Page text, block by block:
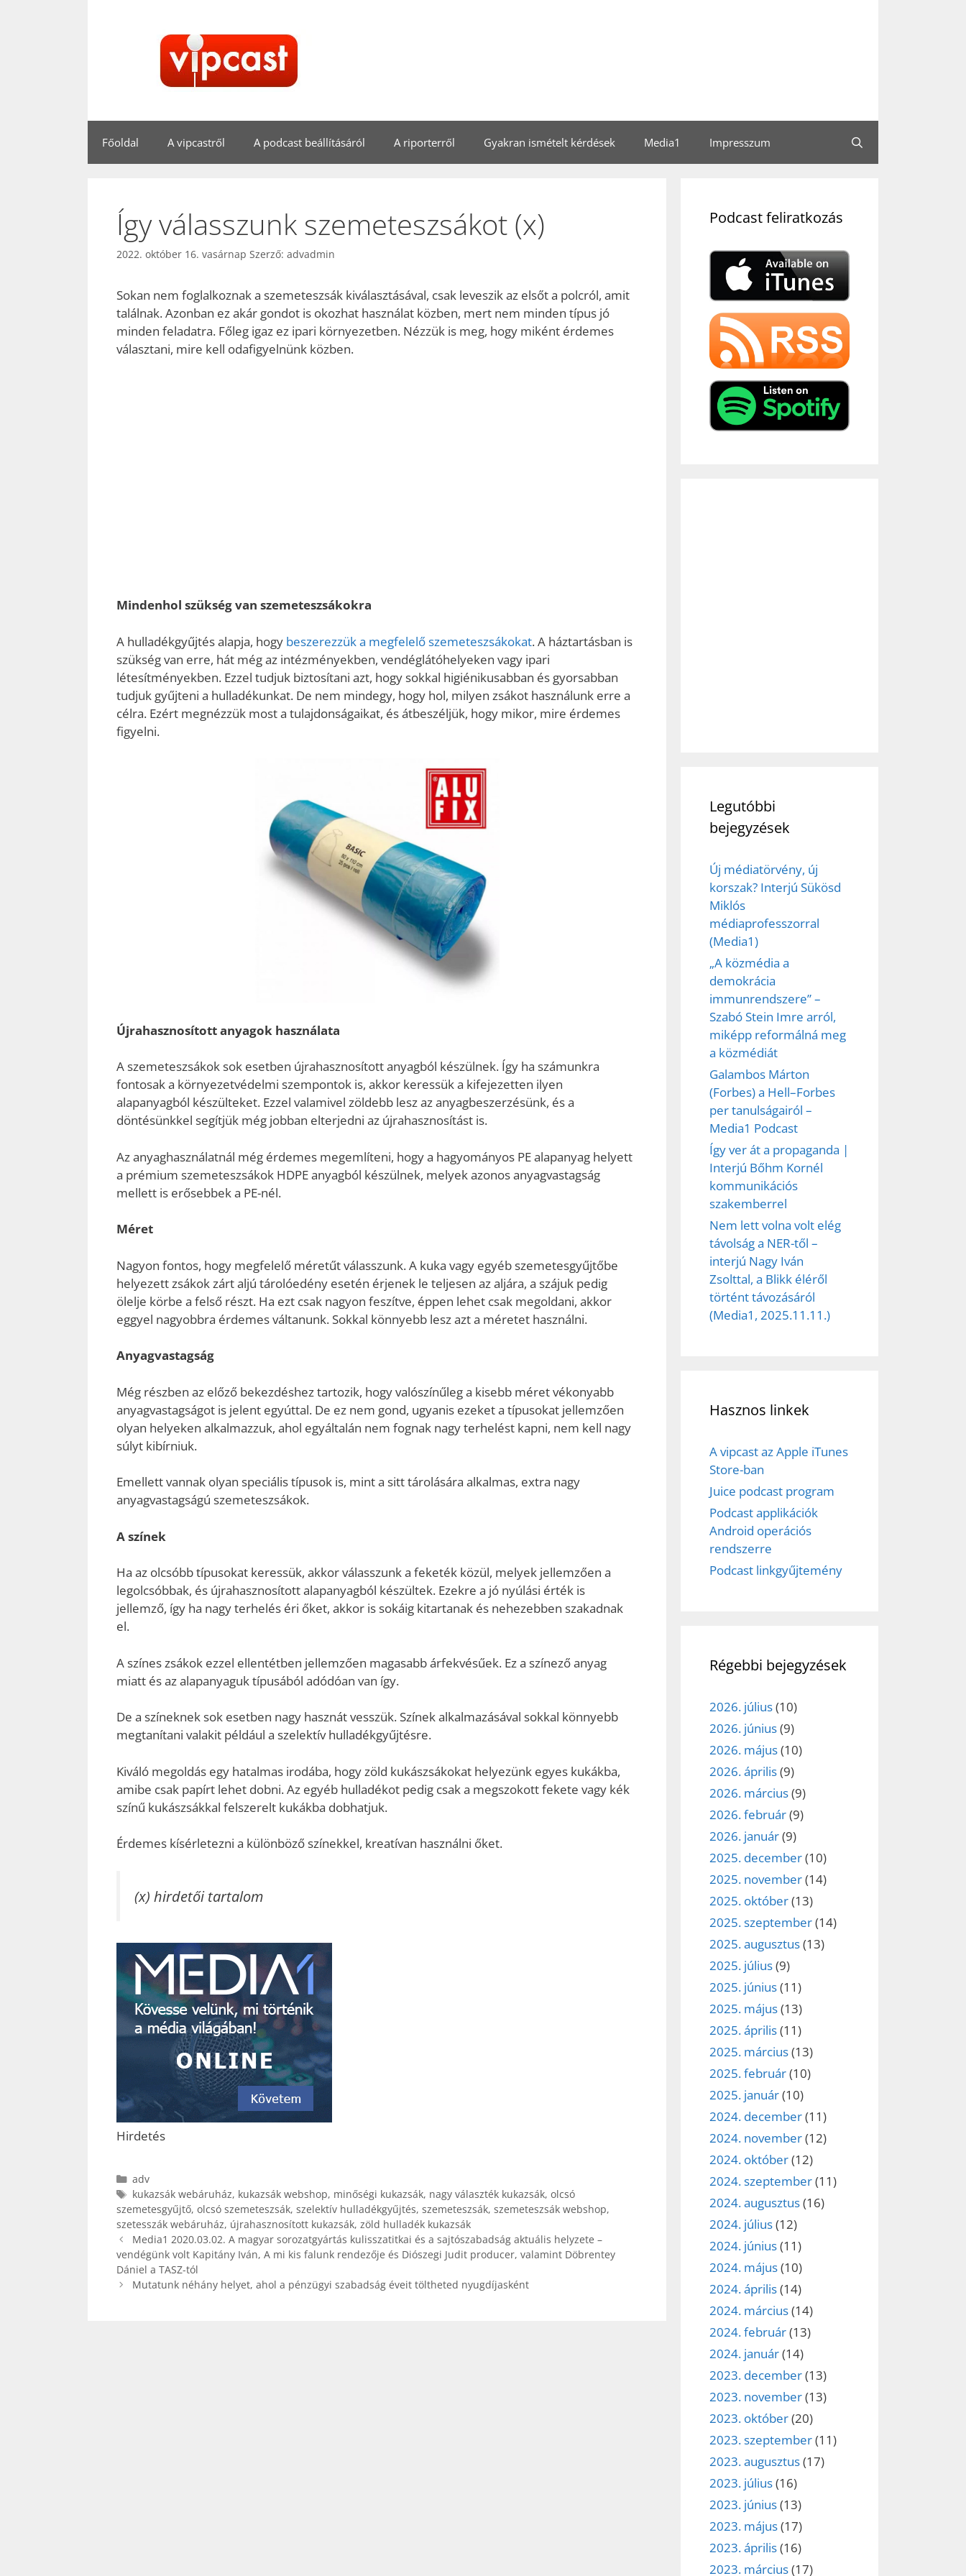
Főoldal A vipcastről A podcast beállításáról A riporterről Gyakran ismételt kérdések Media1 Impresszum
Így válasszunk szemeteszsákot (x)
2022. október 16. vasárnap Szerző: advadmin
Sokan nem foglalkoznak a szemeteszsák kiválasztásával, csak leveszik az elsőt a polcról, amit
találnak. Azonban ez akár gondot is okozhat használat közben, mert nem minden típus jó
minden feladatra. Főleg igaz ez ipari környezetben. Nézzük is meg, hogy miként érdemes
választani, mire kell odafigyelnünk közben.
Mindenhol szükség van szemeteszsákokra
A hulladékgyűjtés alapja, hogy beszerezzük a megfelelő szemeteszsákokat. A háztartásban is
szükség van erre, hát még az intézményekben, vendéglátóhelyeken vagy ipari
létesítményekben. Ezzel tudjuk biztosítani azt, hogy sokkal higiénikusabban és gyorsabban
tudjuk gyűjteni a hulladékunkat. De nem mindegy, hogy hol, milyen zsákot használunk erre a
célra. Ezért megnézzük most a tulajdonságaikat, és átbeszéljük, hogy mikor, mire érdemes
figyelni.
Újrahasznosított anyagok használata
A szemeteszsákok sok esetben újrahasznosított anyagból készülnek. Így ha számunkra
fontosak a környezetvédelmi szempontok is, akkor keressük a kifejezetten ilyen
alapanyagból készülteket. Ezzel valamivel zöldebb lesz az anyagbeszerzésünk, és a
döntésünkkel segítjük még jobban elterjedni az újrahasznosítást is.
Az anyaghasználatnál még érdemes megemlíteni, hogy a hagyományos PE alapanyag helyett
a prémium szemeteszsákok HDPE anyagból készülnek, melyek azonos anyagvastagság
mellett is erősebbek a PE-nél.
Méret
Nagyon fontos, hogy megfelelő méretűt válasszunk. A kuka vagy egyéb szemetesgyűjtőbe
helyezett zsákok zárt aljú tárolóedény esetén érjenek le teljesen az aljára, a szájuk pedig
ölelje körbe a felső részt. Ha ezt csak nagyon feszítve, éppen lehet csak megoldani, akkor
eggyel nagyobbra érdemes váltanunk. Sokkal könnyebb lesz azt a méretet használni.
Anyagvastagság
Még részben az előző bekezdéshez tartozik, hogy valószínűleg a kisebb méret vékonyabb
anyagvastagságot is jelent egyúttal. De ez nem gond, ugyanis ezeket a típusokat jellemzően
olyan helyeken alkalmazzuk, ahol egyáltalán nem fognak nagy terhelést kapni, nem kell nagy
súlyt kibírniuk.
Emellett vannak olyan speciális típusok is, mint a sitt tárolására alkalmas, extra nagy
anyagvastagságú szemeteszsákok.
A színek
Ha az olcsóbb típusokat keressük, akkor válasszunk a feketék közül, melyek jellemzően a
legolcsóbbak, és újrahasznosított alapanyagból készültek. Ezekre a jó nyúlási érték is
jellemző, így ha nagy terhelés éri őket, akkor is sokáig kitartanak és nehezebben szakadnak
el.
A színes zsákok ezzel ellentétben jellemzően magasabb árfekvésűek. Ez a színező anyag
miatt és az alapanyaguk típusából adódóan van így.
De a színeknek sok esetben nagy hasznát vesszük. Színek alkalmazásával sokkal könnyebb
megtanítani valakit például a szelektív hulladékgyűjtésre.
Kiváló megoldás egy hatalmas irodába, hogy zöld kukászsákokat helyezünk egyes kukákba,
amibe csak papírt lehet dobni. Az egyéb hulladékot pedig csak a megszokott fekete vagy kék
színű kukászsákkal felszerelt kukákba dobhatjuk.
Érdemes kísérletezni a különböző színekkel, kreatívan használni őket.
(x) hirdetői tartalom
Hirdetés
Kategória
adv
Címkék
kukazsák webáruház, kukazsák webshop, minőségi kukazsák, nagy választék kukazsák, olcsó
szemetesgyűjtő, olcsó szemeteszsák, szelektív hulladékgyűjtés, szemeteszsák, szemeteszsák webshop,
szetesszák webáruház, újrahasznosított kukazsák, zöld hulladék kukazsák
Media1 2020.03.02. A magyar sorozatgyártás kulisszatitkai és a sajtószabadság aktuális helyzete –
vendégünk volt Kapitány Iván, A mi kis falunk rendezője és Diószegi Judit producer, valamint Döbrentey
Dániel a TASZ-tól
Mutatunk néhány helyet, ahol a pénzügyi szabadság éveit töltheted nyugdíjasként
Podcast feliratkozás
Legutóbbi
bejegyzések
Új médiatörvény, új
korszak? Interjú Sükösd
Miklós
médiaprofesszorral
(Media1)
„A közmédia a
demokrácia
immunrendszere” –
Szabó Stein Imre arról,
miképp reformálná meg
a közmédiát
Galambos Márton
(Forbes) a Hell–Forbes
per tanulságairól –
Media1 Podcast
Így ver át a propaganda |
Interjú Bőhm Kornél
kommunikációs
szakemberrel
Nem lett volna volt elég
távolság a NER-től –
interjú Nagy Iván
Zsolttal, a Blikk éléről
történt távozásáról
(Media1, 2025.11.11.)
Hasznos linkek
A vipcast az Apple iTunes
Store-ban
Juice podcast program
Podcast applikációk
Android operációs
rendszerre
Podcast linkgyűjtemény
Régebbi bejegyzések
2026. július(10)
2026. június(9)
2026. május(10)
2026. április(9)
2026. március(9)
2026. február(9)
2026. január(9)
2025. december(10)
2025. november(14)
2025. október(13)
2025. szeptember(14)
2025. augusztus(13)
2025. július(9)
2025. június(11)
2025. május(13)
2025. április(11)
2025. március(13)
2025. február(10)
2025. január(10)
2024. december(11)
2024. november(12)
2024. október(12)
2024. szeptember(11)
2024. augusztus(16)
2024. július(12)
2024. június(11)
2024. május(10)
2024. április(14)
2024. március(14)
2024. február(13)
2024. január(14)
2023. december(13)
2023. november(13)
2023. október(20)
2023. szeptember(11)
2023. augusztus(17)
2023. július(16)
2023. június(13)
2023. május(17)
2023. április(16)
2023. március(17)